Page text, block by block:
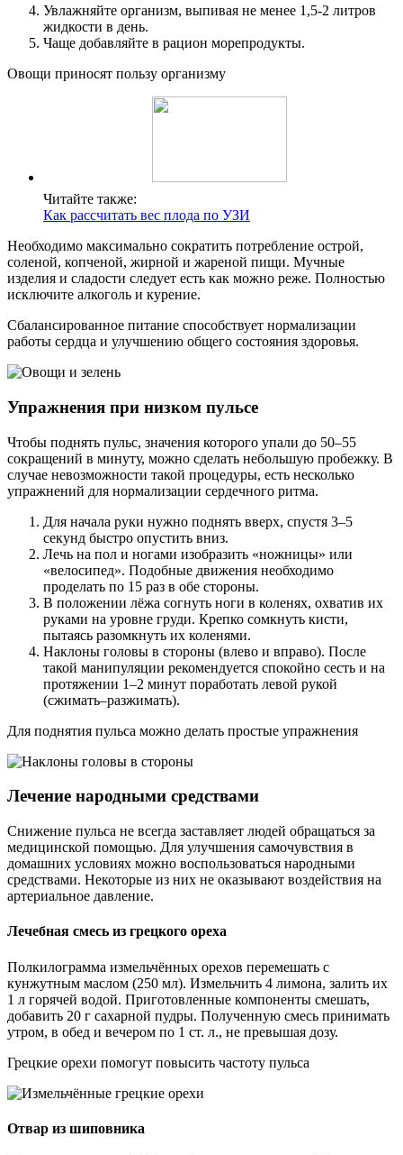
Увлажняйте организм, выпивая не менее 1,5-2 литров
жидкости в день.
Чаще добавляйте в рацион морепродукты.
Овощи приносят пользу организму
Читайте также:
Как рассчитать вес плода по УЗИ
Необходимо максимально сократить потребление острой,
соленой, копченой, жирной и жареной пищи. Мучные
изделия и сладости следует есть как можно реже. Полностью
исключите алкоголь и курение.
Сбалансированное питание способствует нормализации
работы сердца и улучшению общего состояния здоровья.
Упражнения при низком пульсе
Чтобы поднять пульс, значения которого упали до 50–55
сокращений в минуту, можно сделать небольшую пробежку. В
случае невозможности такой процедуры, есть несколько
упражнений для нормализации сердечного ритма.
Для начала руки нужно поднять вверх, спустя 3–5
секунд быстро опустить вниз.
Лечь на пол и ногами изобразить «ножницы» или
«велосипед». Подобные движения необходимо
проделать по 15 раз в обе стороны.
В положении лёжа согнуть ноги в коленях, охватив их
руками на уровне груди. Крепко сомкнуть кисти,
пытаясь разомкнуть их коленями.
Наклоны головы в стороны (влево и вправо). После
такой манипуляции рекомендуется спокойно сесть и на
протяжении 1–2 минут поработать левой рукой
(сжимать–разжимать).
Для поднятия пульса можно делать простые упражнения
Лечение народными средствами
Снижение пульса не всегда заставляет людей обращаться за
медицинской помощью. Для улучшения самочувствия в
домашних условиях можно воспользоваться народными
средствами. Некоторые из них не оказывают воздействия на
артериальное давление.
Лечебная смесь из грецкого ореха
Полкилограмма измельчённых орехов перемешать с
кунжутным маслом (250 мл). Измельчить 4 лимона, залить их
1 л горячей водой. Приготовленные компоненты смешать,
добавить 20 г сахарной пудры. Полученную смесь принимать
утром, в обед и вечером по 1 ст. л., не превышая дозу.
Грецкие орехи помогут повысить частоту пульса
Отвар из шиповника